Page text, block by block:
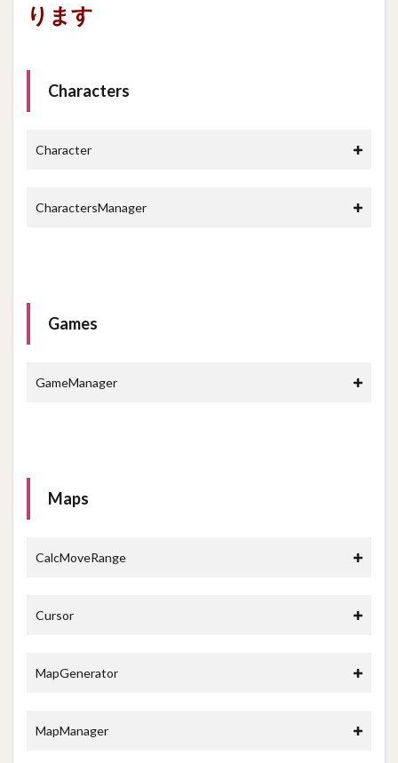
ります
Characters
Character
CharactersManager
Games
GameManager
Maps
CalcMoveRange
Cursor
MapGenerator
MapManager